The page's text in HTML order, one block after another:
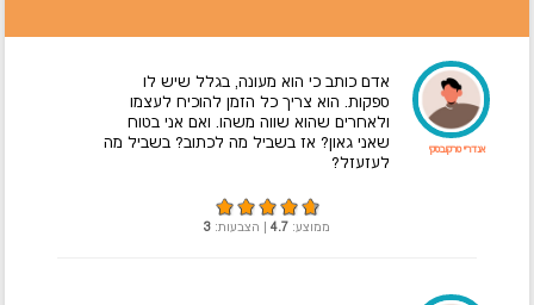
אנדריי טרקובסקי
אדם כותב כי הוא מעונה, בגלל שיש לו
ספקות. הוא צריך כל הזמן להוכיח לעצמו
ולאחרים שהוא שווה משהו. ואם אני בטוח
שאני גאון? אז בשביל מה לכתוב? בשביל מה
לעזעזל?
ממוצע: 4.7 | הצבעות: 3